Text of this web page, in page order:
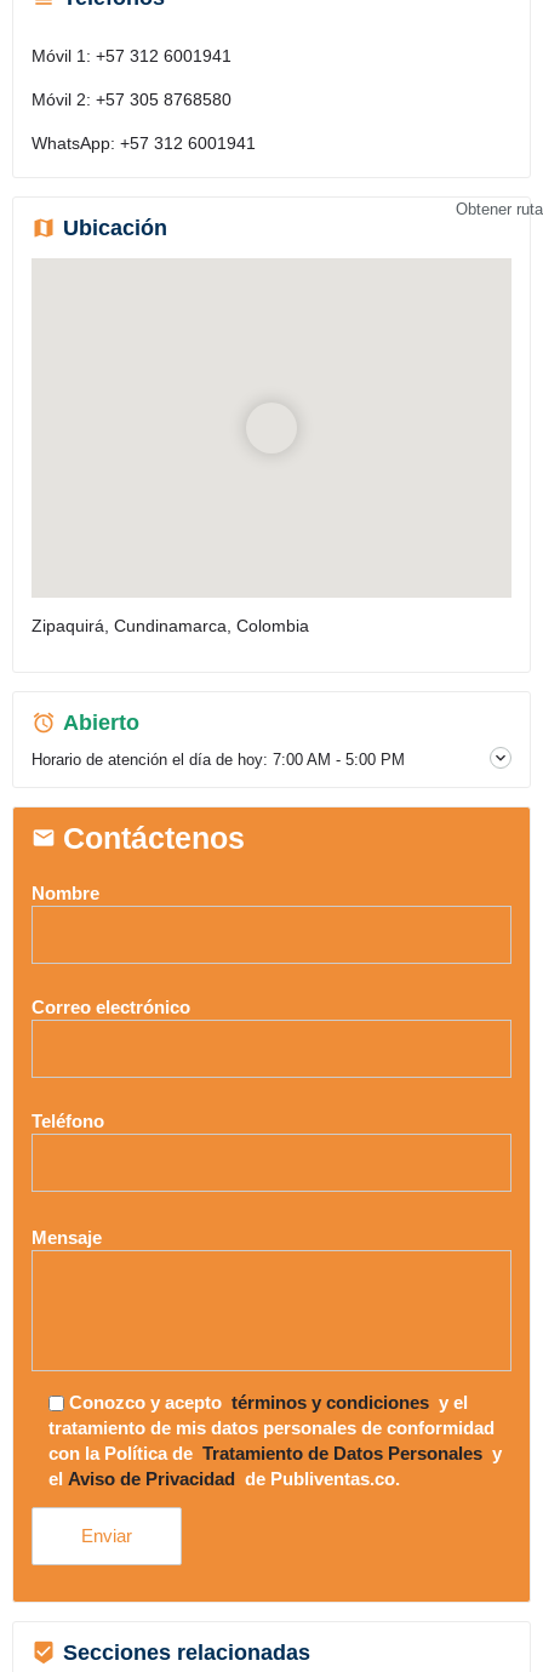
Móvil 1: +57 312 6001941
Móvil 2: +57 305 8768580
WhatsApp: +57 312 6001941
Ubicación
Zipaquirá, Cundinamarca, Colombia
Obtener ruta
Abierto
Horario de atención el día de hoy: 7:00 AM - 5:00 PM
Contáctenos
Nombre
Correo electrónico
Teléfono
Mensaje
Conozco y acepto términos y condiciones y el
tratamiento de mis datos personales de conformidad
con la Política de Tratamiento de Datos Personales y
el Aviso de Privacidad de Publiventas.co.
Secciones relacionadas